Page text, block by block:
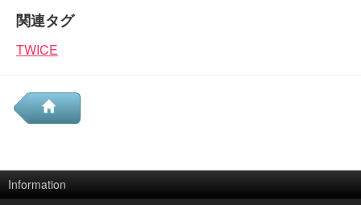
関連タグ
TWICE
Information